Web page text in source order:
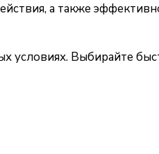
а также
условиях. Выбирайте